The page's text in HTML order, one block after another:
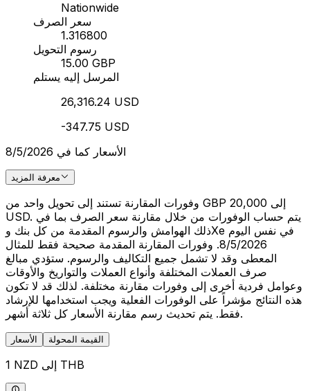
Nationwide
سعر الصرف
1.316800
رسوم التحويل
15.00 GBP
المرسل إليه يستلم
26,316.24 USD
-347.75 USD
الأسعار كما في 8/5/2026
معرفة المزيد
وفورات المقارنة تستند إلى تحويل واحد من GBP 20,000 إلى
USD. يتم حساب الوفورات من خلال مقارنة سعر الصرف بما في
ذلك الهوامش والرسوم المقدمة من كل بنك وXe في نفس اليوم
8/5/2026. وفورات المقارنة المقدمة صحيحة فقط للمثال
المعطى وقد لا تشمل جميع التكاليف والرسوم. ستؤدي مبالغ
صرف العملات المختلفة وأنواع العملات والتواريخ والأوقات
وعوامل فردية أخرى إلى وفورات مقارنة مختلفة. لذلك قد لا تكون
هذه النتائج مؤشراً على الوفورات الفعلية ويجب استخدامها للإرشاد
فقط. يتم تحديث رسم مقارنة الأسعار كل ثلاثة أشهر.
الأسعار القيمة المحولة
1 NZD إلى THB